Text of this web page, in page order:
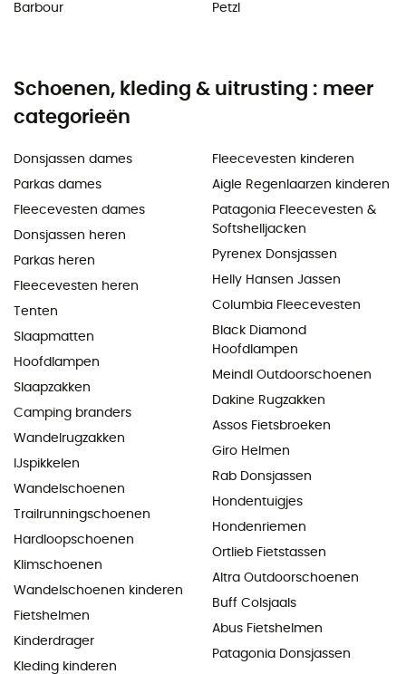
Barbour
Petzl
Schoenen, kleding & uitrusting : meer
categorieën
Donsjassen dames
Parkas dames
Fleecevesten dames
Donsjassen heren
Parkas heren
Fleecevesten heren
Tenten
Slaapmatten
Hoofdlampen
Slaapzakken
Camping branders
Wandelrugzakken
IJspikkelen
Wandelschoenen
Trailrunningschoenen
Hardloopschoenen
Klimschoenen
Wandelschoenen kinderen
Fietshelmen
Kinderdrager
Kleding kinderen
Fleecevesten kinderen
Aigle Regenlaarzen kinderen
Patagonia Fleecevesten &
Softshelljacken
Pyrenex Donsjassen
Helly Hansen Jassen
Columbia Fleecevesten
Black Diamond
Hoofdlampen
Meindl Outdoorschoenen
Dakine Rugzakken
Assos Fietsbroeken
Giro Helmen
Rab Donsjassen
Hondentuigjes
Hondenriemen
Ortlieb Fietstassen
Altra Outdoorschoenen
Buff Colsjaals
Abus Fietshelmen
Patagonia Donsjassen